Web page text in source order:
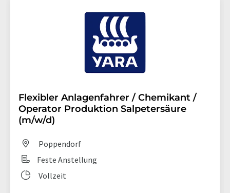
Flexibler Anlagenfahrer / Chemikant /
Operator Produktion Salpetersäure
(m/w/d)
Poppendorf
Feste Anstellung
Vollzeit